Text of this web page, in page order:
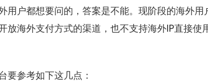
用户都想要问的，答案是不能。现阶段的海外
放海外支付方式的渠道，也不支持海外IP直接使
要参考如下这几点：